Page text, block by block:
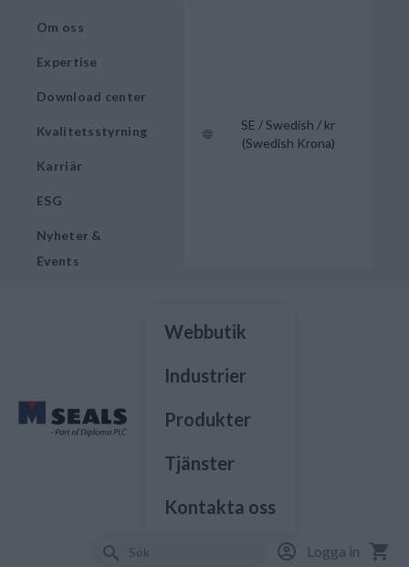
Om oss
Expertise
Download center
Kvalitetsstyrning
Karriär
ESG
Nyheter &
Events
SE / Swedish / kr
(Swedish Krona)
Webbutik
Industrier
Produkter
Tjänster
Kontakta oss
Logga in